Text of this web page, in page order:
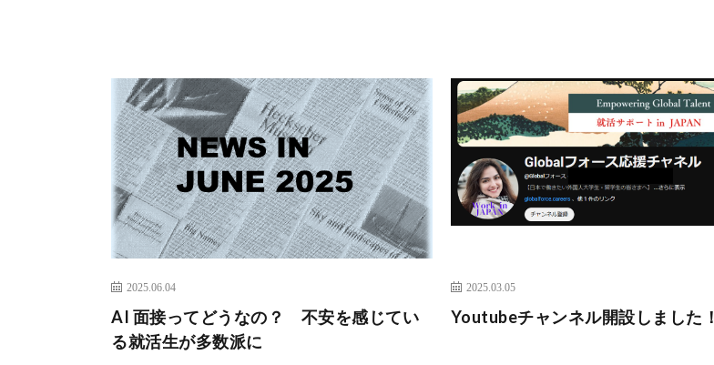
2025.06.04
AI 面接ってどうなの？ 不安を感じてい
る就活生が多数派に
2025.03.05
Youtubeチャンネル開設しました！